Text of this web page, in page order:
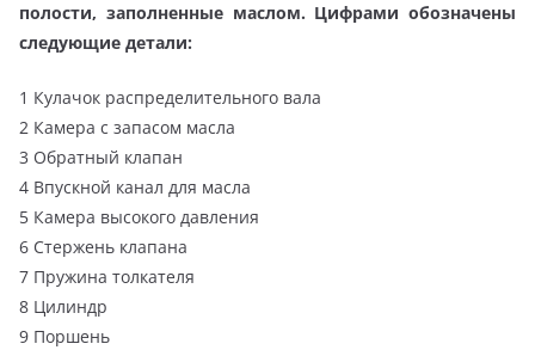
полости, заполненные маслом. Цифрами обозначены
следующие детали:
1 Кулачок распределительного вала
2 Камера с запасом масла
3 Обратный клапан
4 Впускной канал для масла
5 Камера высокого давления
6 Стержень клапана
7 Пружина толкателя
8 Цилиндр
9 Поршень